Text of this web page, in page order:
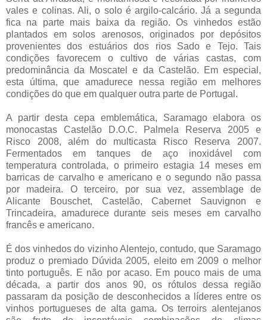
vales e colinas. Ali, o solo é argilo-calcário. Já a segunda
fica na parte mais baixa da região. Os vinhedos estão
plantados em solos arenosos, originados por depósitos
provenientes dos estuários dos rios Sado e Tejo. Tais
condições favorecem o cultivo de várias castas, com
predominância da Moscatel e da Castelão. Em especial,
esta última, que amadurece nessa região em melhores
condições do que em qualquer outra parte de Portugal.
A partir desta cepa emblemática, Saramago elabora os
monocastas Castelão D.O.C. Palmela Reserva 2005 e
Risco 2008, além do multicasta Risco Reserva 2007.
Fermentados em tanques de aço inoxidável com
temperatura controlada, o primeiro estagia 14 meses em
barricas de carvalho e americano e o segundo não passa
por madeira. O terceiro, por sua vez, assemblage de
Alicante Bouschet, Castelão, Cabernet Sauvignon e
Trincadeira, amadurece durante seis meses em carvalho
francês e americano.
É dos vinhedos do vizinho Alentejo, contudo, que Saramago
produz o premiado Dúvida 2005, eleito em 2009 o melhor
tinto português. E não por acaso. Em pouco mais de uma
década, a partir dos anos 90, os rótulos dessa região
passaram da posição de desconhecidos a líderes entre os
vinhos portugueses de alta gama. Os terroirs alentejanos